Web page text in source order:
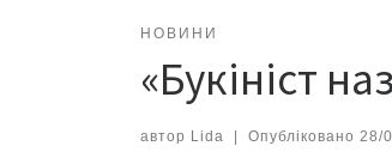
НОВИНИ
«Букініст
автор Lida Опубліковано 28/